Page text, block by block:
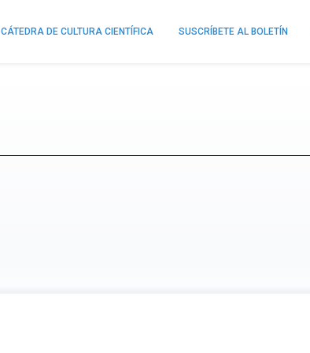
CÁTEDRA DE CULTURA CIENTÍFICA SUSCRÍBETE AL BOLETÍN